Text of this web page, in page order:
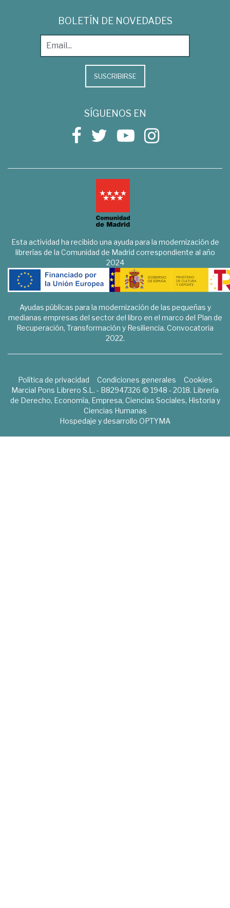
BOLETÍN DE NOVEDADES
SUSCRIBIRSE
SÍGUENOS EN
Esta actividad ha recibido una ayuda para la modernización de
librerías de la Comunidad de Madrid correspondiente al año
2024
Ayudas públicas para la modernización de las pequeñas y
medianas empresas del sector del libro en el marco del Plan de
Recuperación, Transformación y Resiliencia. Convocatoria
2022.
Política de privacidad Condiciones generales
Cookies
Marcial Pons Librero S.L. - B82947326 © 1948 - 2018. Librería
de Derecho, Economía, Empresa, Ciencias Sociales, Historia y
Ciencias Humanas
Hospedaje y desarrollo OPTYMA